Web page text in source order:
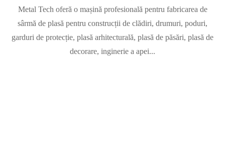
Metal Tech oferă o mașină profesională pentru fabricarea de
sârmă de plasă pentru construcții de clădiri, drumuri, poduri,
garduri de protecție, plasă arhitecturală, plasă de păsări, plasă de
decorare, inginerie a apei...